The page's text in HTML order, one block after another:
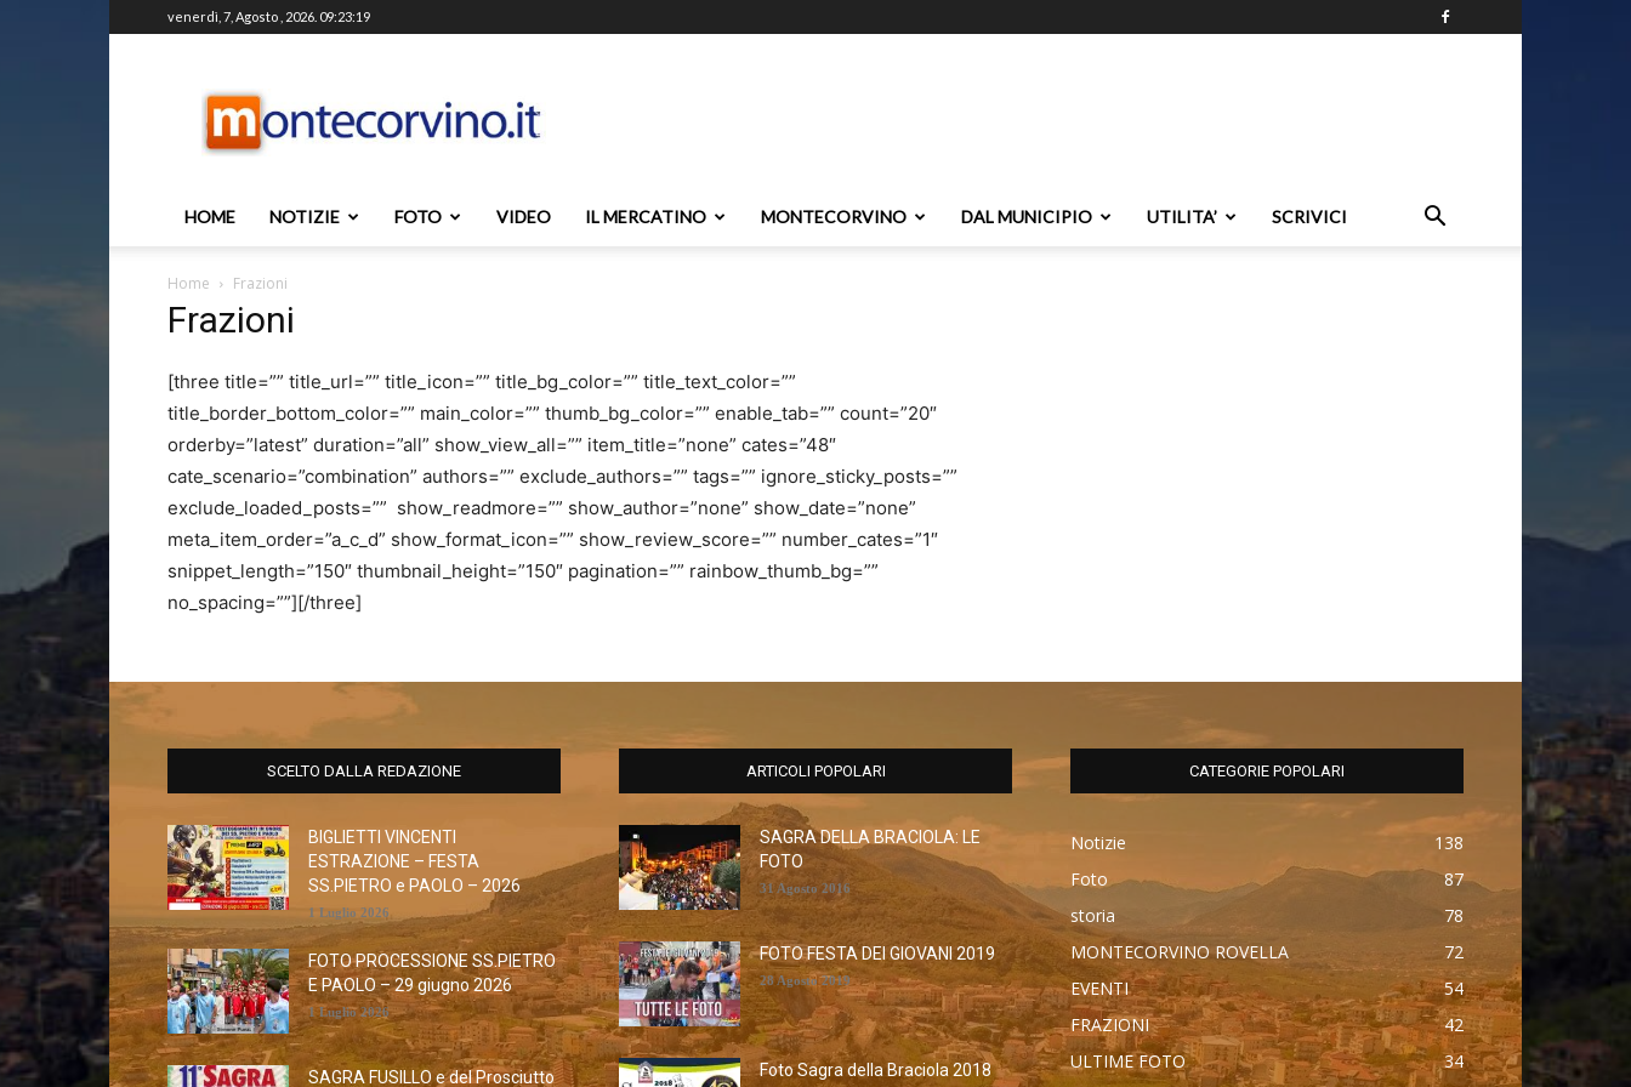
venerdì, 7, Agosto , 2026. 09:23:19
HOME NOTIZIE FOTO VIDEO IL MERCATINO MONTECORVINO DAL MUNICIPIO UTILITA’ SCRIVICI
Home Frazioni
Frazioni
[three title=”” title_url=”” title_icon=”” title_bg_color=”” title_text_color=””
title_border_bottom_color=”” main_color=”” thumb_bg_color=”” enable_tab=”” count=”20″
orderby=”latest” duration=”all” show_view_all=”” item_title=”none” cates=”48″
cate_scenario=”combination” authors=”” exclude_authors=”” tags=”” ignore_sticky_posts=””
exclude_loaded_posts=”” show_readmore=”” show_author=”none” show_date=”none”
meta_item_order=”a_c_d” show_format_icon=”” show_review_score=”” number_cates=”1″
snippet_length=”150″ thumbnail_height=”150″ pagination=”” rainbow_thumb_bg=””
no_spacing=””][/three]
SCELTO DALLA REDAZIONE
BIGLIETTI VINCENTI
ESTRAZIONE – FESTA
SS.PIETRO e PAOLO – 2026
1 Luglio 2026
FOTO PROCESSIONE SS.PIETRO
E PAOLO – 29 giugno 2026
1 Luglio 2026
SAGRA FUSILLO e del Prosciutto
ARTICOLI POPOLARI
SAGRA DELLA BRACIOLA: LE
FOTO
31 Agosto 2016
FOTO FESTA DEI GIOVANI 2019
28 Agosto 2019
Foto Sagra della Braciola 2018
CATEGORIE POPOLARI
Notizie
138
Foto
87
storia
78
MONTECORVINO ROVELLA
72
EVENTI
54
FRAZIONI
42
ULTIME FOTO
34